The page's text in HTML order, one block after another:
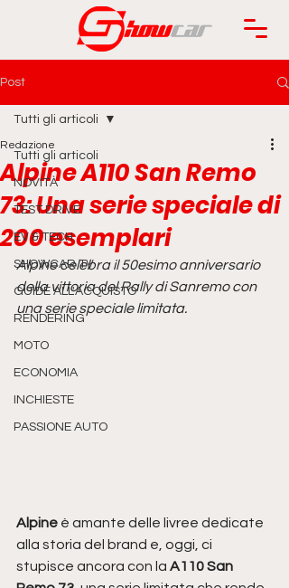
Post
Tutti gli articoli
NOVITÀ
TEST DRIVE
EV & TECH
SHOWCAR TV
GUIDE ALL'ACQUISTO
RENDERING
MOTO
ECONOMIA
INCHIESTE
PASSIONE AUTO
Tutti gli articoli
Alpine A110 San Remo
73: Una serie speciale di
200 esemplari
Redazione
Alpine celebra il 50esimo anniversario
della vittoria del Rally di Sanremo con
una serie speciale limitata.
Alpine è amante delle livree dedicate
alla storia del brand e, oggi, ci
stupisce ancora con la A110 San